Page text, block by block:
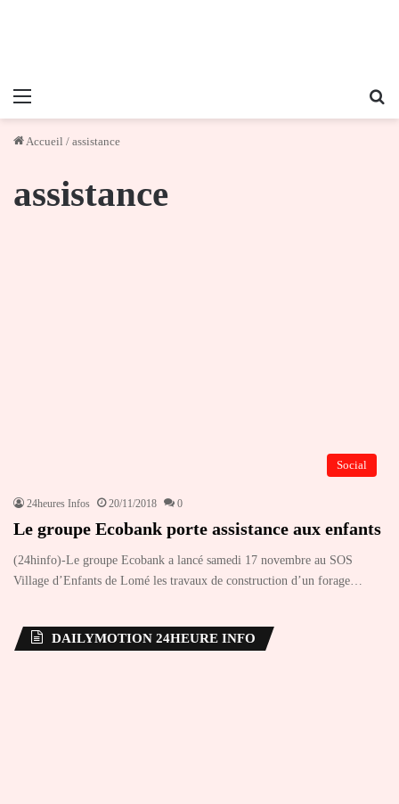
Menu
Accueil / assistance
assistance
Social
24heures Infos 20/11/2018 0
Le groupe Ecobank porte assistance aux enfants
(24hinfo)-Le groupe Ecobank a lancé samedi 17 novembre au SOS
Village d’Enfants de Lomé les travaux de construction d’un forage…
DAILYMOTION 24HEURE INFO